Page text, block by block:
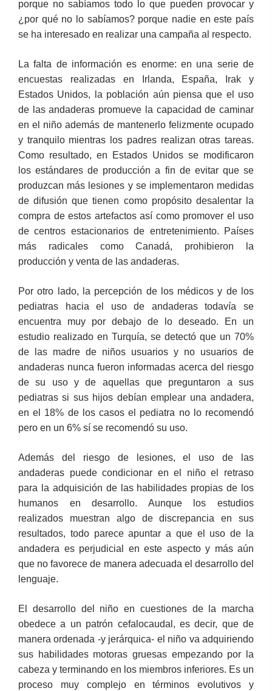
porque no sabíamos todo lo que pueden provocar y
¿por qué no lo sabíamos? porque nadie en este país
se ha interesado en realizar una campaña al respecto.
La falta de información es enorme: en una serie de
encuestas realizadas en Irlanda, España, Irak y
Estados Unidos, la población aún piensa que el uso
de las andaderas promueve la capacidad de caminar
en el niño además de mantenerlo felizmente ocupado
y tranquilo mientras los padres realizan otras tareas.
Como resultado, en Estados Unidos se modificaron
los estándares de producción a fin de evitar que se
produzcan más lesiones y se implementaron medidas
de difusión que tienen como propósito desalentar la
compra de estos artefactos así como promover el uso
de centros estacionarios de entretenimiento. Países
más radicales como Canadá, prohibieron la
producción y venta de las andaderas.
Por otro lado, la percepción de los médicos y de los
pediatras hacia el uso de andaderas todavía se
encuentra muy por debajo de lo deseado. En un
estudio realizado en Turquía, se detectó que un 70%
de las madre de niños usuarios y no usuarios de
andaderas nunca fueron informadas acerca del riesgo
de su uso y de aquellas que preguntaron a sus
pediatras si sus hijos debían emplear una andadera,
en el 18% de los casos el pediatra no lo recomendó
pero en un 6% sí se recomendó su uso.
Además del riesgo de lesiones, el uso de las
andaderas puede condicionar en el niño el retraso
para la adquisición de las habilidades propias de los
humanos en desarrollo. Aunque los estudios
realizados muestran algo de discrepancia en sus
resultados, todo parece apuntar a que el uso de la
andadera es perjudicial en este aspecto y más aún
que no favorece de manera adecuada el desarrollo del
lenguaje.
El desarrollo del niño en cuestiones de la marcha
obedece a un patrón cefalocaudal, es decir, que de
manera ordenada -y jerárquica- el niño va adquiriendo
sus habilidades motoras gruesas empezando por la
cabeza y terminando en los miembros inferiores. Es un
proceso muy complejo en términos evolutivos y